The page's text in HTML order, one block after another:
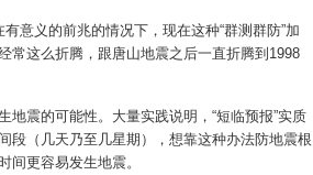
意义的前兆的情况下，现在这种“群测群防”加
常这么折腾，跟唐山地震之后一直折腾到1998
地震的可能性。大量实践说明，“短临预报”实质
段（几天乃至几星期），想靠这种办法防地震根
间更容易发生地震。